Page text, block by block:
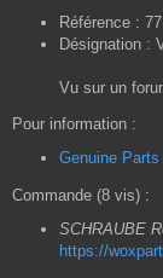
Référence :
Désignation :
Vu sur un
Pour information :
Genuine
Commande (8 vis) :
SCHRAUBE
https://